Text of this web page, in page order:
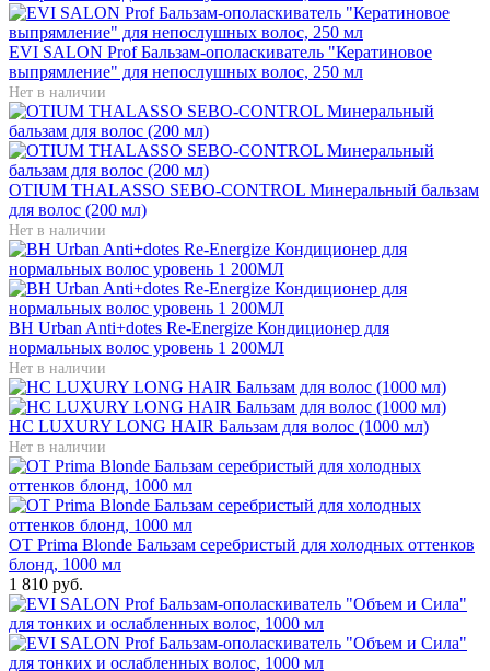
EVI SALON Prof Бальзам-ополаскиватель "Кератиновое
выпрямление" для непослушных волос, 250 мл
Нет в наличии
OTIUM THALASSO SEBO-CONTROL Минеральный бальзам
для волос (200 мл)
Нет в наличии
BH Urban Anti+dotes Re-Energize Кондиционер для
нормальных волос уровень 1 200МЛ
Нет в наличии
HC LUXURY LONG HAIR Бальзам для волос (1000 мл)
Нет в наличии
OT Prima Blonde Бальзам серебристый для холодных оттенков
блонд, 1000 мл
1 810 руб.